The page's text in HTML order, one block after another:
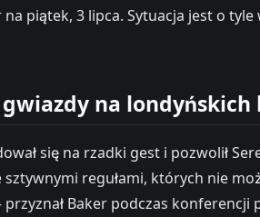
na piątek, 3 lipca. Sytuacja jest o
na londyńskich
się na rzadki gest i pozwolił
regułami, których nie
przyznał Baker podczas